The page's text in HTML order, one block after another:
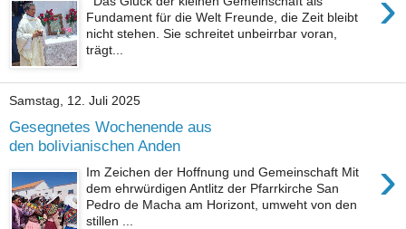
Fundament für die Welt Freunde, die Zeit bleibt
nicht stehen. Sie schreitet unbeirrbar voran,
trägt...
Samstag, 12. Juli 2025
Gesegnetes Wochenende aus
den bolivianischen Anden
›
Im Zeichen der Hoffnung und Gemeinschaft Mit
dem ehrwürdigen Antlitz der Pfarrkirche San
Pedro de Macha am Horizont, umweht von den
stillen ...